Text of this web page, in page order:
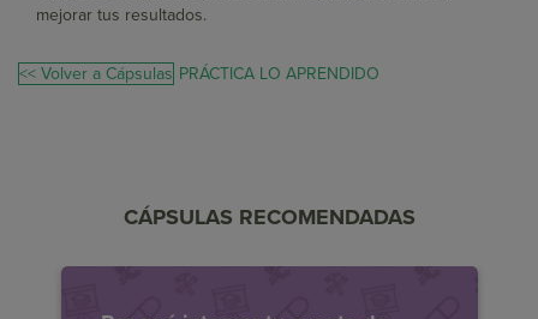
mejorar tus resultados.
<< Volver a Cápsulas PRÁCTICA LO APRENDIDO
CÁPSULAS RECOMENDADAS